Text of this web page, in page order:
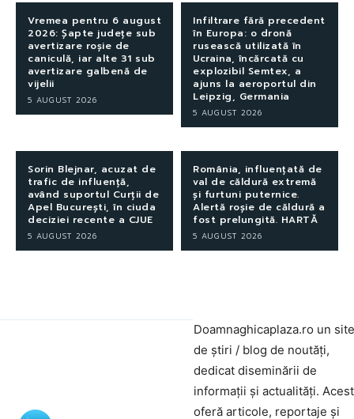
Vremea pentru 6 august
2026: Șapte județe sub
avertizare roșie de
caniculă, iar alte 31 sub
avertizare galbenă de
vijelii
5 AUGUST 2026
Infiltrare fără precedent
în Europa: o dronă
rusească utilizată în
Ucraina, încărcată cu
explozibil Semtex, a
ajuns la aeroportul din
Leipzig, Germania
5 AUGUST 2026
Sorin Blejnar, acuzat de
trafic de influență,
având suportul Curții de
Apel București, în ciuda
deciziei recente a CJUE
5 AUGUST 2026
România, influențată de
val de căldură extremă
și furtuni puternice.
Alertă roșie de căldură a
fost prelungită. HARTĂ
5 AUGUST 2026
Doamnaghicaplaza.ro un site
de știri / blog de noutăți,
dedicat diseminării de
informații și actualități.
oferă articole, reportaje și